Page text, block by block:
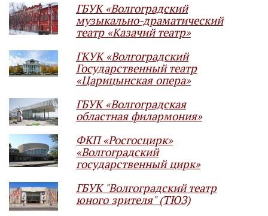
ГБУК «Волгоградский
музыкально-драматический
театр «Казачий театр»
ГКУК «Волгоградский
Государственный театр
«Царицынская опера»
ГБУК «Волгоградская
областная филармония»
ФКП «Росгосцирк»
«Волгоградский
государственный цирк»
ГБУК "Волгоградский театр
юного зрителя" (ТЮЗ)